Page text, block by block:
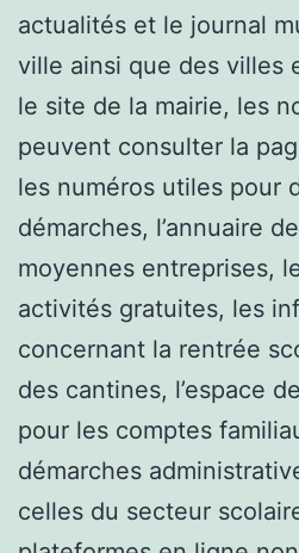
actualités et le journal
ville ainsi que des villes
le site de la mairie, les
peuvent consulter la
les numéros utiles pour
démarches, l’annuaire
moyennes entreprises,
activités gratuites, les
concernant la rentrée
des cantines, l’espace
pour les comptes
démarches
celles du secteur